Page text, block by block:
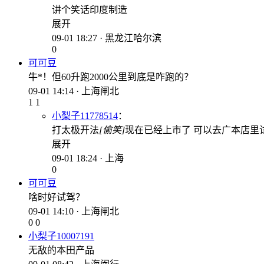
讲个笑话印度制造
展开
09-01 18:27 · 黑龙江哈尔滨
0
可可豆
牛*！但60升跑2000公里到底是咋跑的？
09-01 14:14 · 上海闸北
1 1
小梨子11778514：
打太极开法[偷笑]现在已经上市了 可以去广本店里
展开
09-01 18:24 · 上海
0
可可豆
啥时好试驾？
09-01 14:10 · 上海闸北
0 0
小梨子10007191
无敌的本田产品